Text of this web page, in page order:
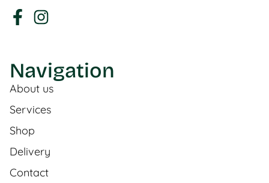
Navigation
About us
Services
Shop
Delivery
Contact